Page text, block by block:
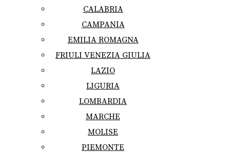
CALABRIA
CAMPANIA
EMILIA ROMAGNA
FRIULI VENEZIA GIULIA
LAZIO
LIGURIA
LOMBARDIA
MARCHE
MOLISE
PIEMONTE